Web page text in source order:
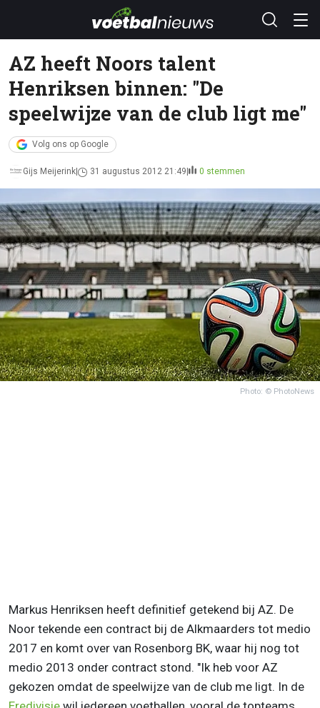
AZ heeft Noors talent
Henriksen binnen: "De
speelwijze van de club ligt me"
Volg ons op Google
Gijs Meijerink 31 augustus 2012 21:49 0 stemmen
Photo: © PhotoNews
Markus Henriksen heeft definitief getekend bij AZ. De
Noor tekende een contract bij de Alkmaarders tot medio
2017 en komt over van Rosenborg BK, waar hij nog tot
medio 2013 onder contract stond. "Ik heb voor AZ
gekozen omdat de speelwijze van de club me ligt. In de